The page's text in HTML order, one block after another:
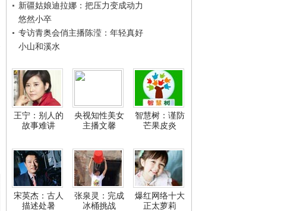
新疆姑娘迪拉娜：把压力变成动力
悠然小卒
专访青奥会俏主播陈滢：年轻真好
小山和溪水
王宁：别人的
故事难讲
央视知性美女
主播文馨
智慧树：谨防
芒果皮炎
宋英杰：古人
描述处暑
张泉灵：完成
冰桶挑战
爆红网络十大
正太萝莉